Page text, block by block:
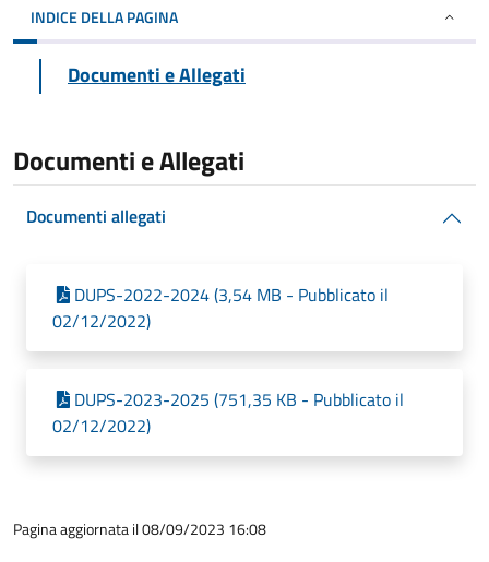
INDICE DELLA PAGINA
Documenti e Allegati
Documenti e Allegati
Documenti allegati
DUPS-2022-2024 (3,54 MB - Pubblicato il
02/12/2022)
DUPS-2023-2025 (751,35 KB - Pubblicato il
02/12/2022)
Pagina aggiornata il 08/09/2023 16:08